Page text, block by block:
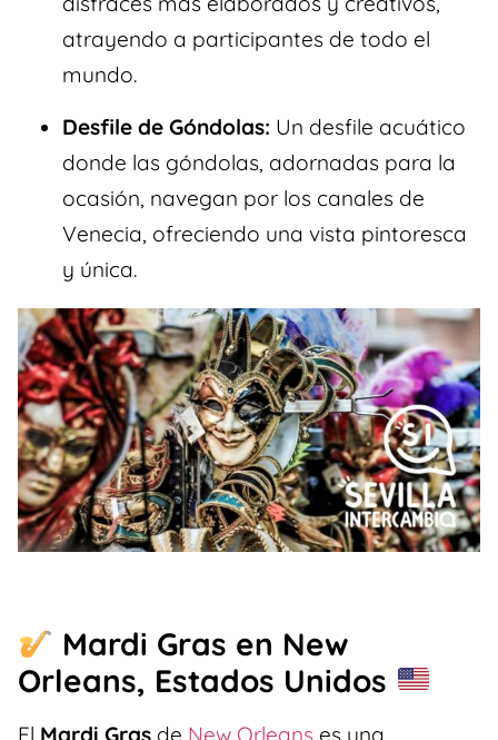
atrayendo a participantes de todo el
mundo.
Desfile de Góndolas: Un desfile acuático
donde las góndolas, adornadas para la
ocasión, navegan por los canales de
Venecia, ofreciendo una vista pintoresca
y única.
Mardi Gras en New
Orleans, Estados Unidos
El Mardi Gras de New Orleans es una